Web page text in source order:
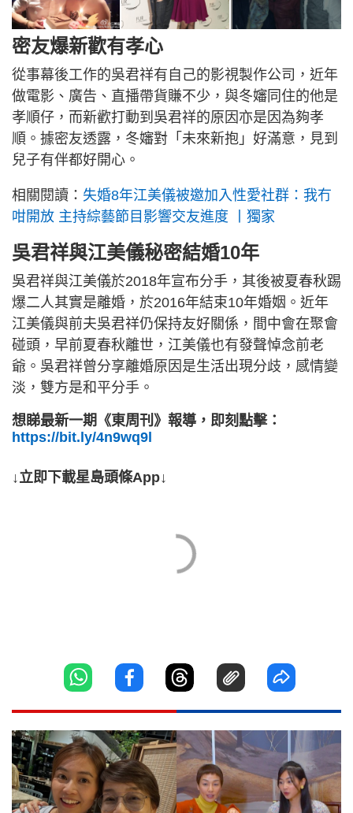
密友爆新歡有孝心
從事幕後工作的吳君祥有自己的影視製作公司，近年
做電影、廣告、直播帶貨賺不少，與冬嬸同住的他是
孝順仔，而新歡打動到吳君祥的原因亦是因為夠孝
順。據密友透露，冬嬸對「未來新抱」好滿意，見到
兒子有伴都好開心。
相關閱讀： 失婚8年江美儀被邀加入性愛社群：我冇
咁開放 主持綜藝節目影響交友進度 丨獨家
吳君祥與江美儀秘密結婚10年
吳君祥與江美儀於2018年宣布分手，其後被夏春秋踢
爆二人其實是離婚，於2016年結束10年婚姻。近年
江美儀與前夫吳君祥仍保持友好關係，間中會在聚會
碰頭，早前夏春秋離世，江美儀也有發聲悼念前老
爺。吳君祥曾分享離婚原因是生活出現分歧，感情變
淡，雙方是和平分手。
想睇最新一期《東周刊》報導，即刻點擊：
https://bit.ly/4n9wq9l
↓立即下載星島頭條App↓